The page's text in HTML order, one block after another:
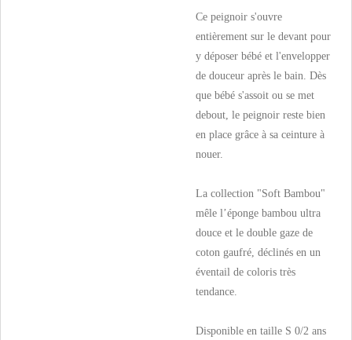
Ce peignoir s'ouvre
entièrement sur le devant pour
y déposer bébé et l'envelopper
de douceur après le bain. Dès
que bébé s'assoit ou se met
debout, le peignoir reste bien
en place grâce à sa ceinture à
nouer.
La collection "Soft Bambou"
mêle l’éponge bambou ultra
douce et le double gaze de
coton gaufré, déclinés en un
éventail de coloris très
tendance.
Disponible en taille S 0/2 ans